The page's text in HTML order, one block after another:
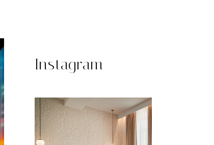
Instagram